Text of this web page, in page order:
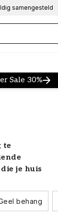
samengesteld
Sale 30%
te
je huis
behang